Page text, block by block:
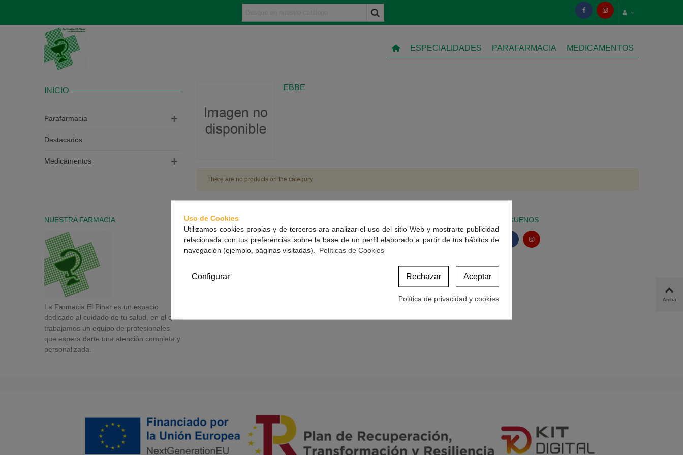
ESPECIALIDADES PARAFARMACIA MEDICAMENTOS
INICIO
Parafarmacia
Destacados
Medicamentos
EBBE
There are no products on the category.
NUESTRA FARMACIA
La Farmacia El Pinar es un espacio
dedicado al cuidado de tu salud, en el que
trabajamos un equipo de profesionales
que espera darte una atención completa y
personalizada.
CONTACTO
Politicas de Cookies
Términos y condiciones de compra
SÍGUENOS
Arriba
Uso de Cookies
Utilizamos cookies propias y de terceros ara analizar el uso del sitio Web y mostrarte publicidad
relacionada con tus preferencias sobre la base de un perfil elaborado a partir de tus hábitos de
navegación (ejemplo, páginas visitadas). Políticas de Cookies
Aceptar
Rechazar
Configurar
Política de privacidad y cookies